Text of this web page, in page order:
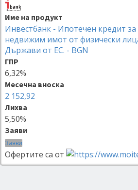
Име на продукт
Инвестбанк - Ипотечен кредит
недвижим имот от физически
Държави от ЕС. - BGN
ГПР
6,32%
Месечна вноска
2 152,92
Лихва
5,50%
Заяви
Заяви
Офертите са от